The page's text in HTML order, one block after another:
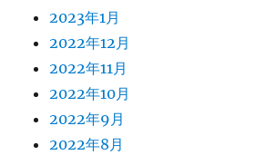
2023年1月
2022年12月
2022年11月
2022年10月
2022年9月
2022年8月